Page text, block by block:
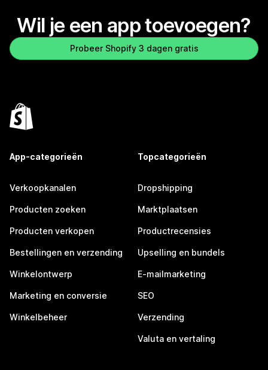
Wil je een app toevoegen?
Probeer Shopify 3 dagen gratis
App-categorieën
Verkoopkanalen
Producten zoeken
Producten verkopen
Bestellingen en verzending
Winkelontwerp
Marketing en conversie
Winkelbeheer
Topcategorieën
Dropshipping
Marktplaatsen
Productrecensies
Upselling en bundels
E-mailmarketing
SEO
Verzending
Valuta en vertaling